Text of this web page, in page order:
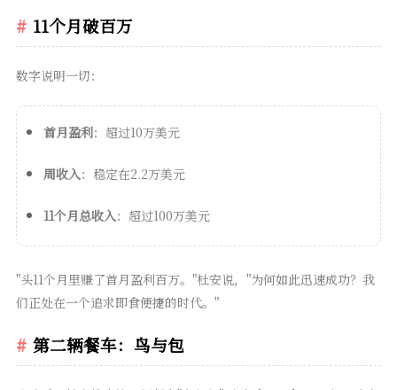
11个月破百万
数字说明一切：
首月盈利：超过10万美元
周收入：稳定在2.2万美元
11个月总收入：超过100万美元
"头11个月里赚了首月盈利百万。"杜安说，"为何如此迅速成功？我
们正处在一个追求即食便捷的时代。"
第二辆餐车：鸟与包